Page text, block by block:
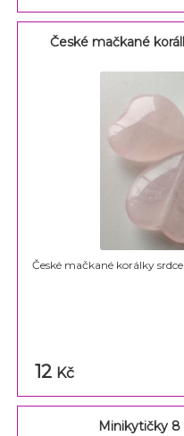
České mačkané
České mačkané korálky
12 Kč
Minikytičky